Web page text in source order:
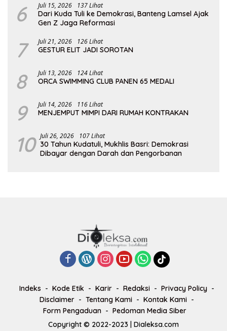
6 Juli 15, 2026 137 Lihat
Dari Kuda Tuli ke Demokrasi, Banteng Lamsel Ajak
Gen Z Jaga Reformasi
7 Juli 21, 2026 126 Lihat
GESTUR ELIT JADI SOROTAN
8 Juli 13, 2026 124 Lihat
ORCA SWIMMING CLUB PANEN 65 MEDALI
9 Juli 14, 2026 116 Lihat
MENJEMPUT MIMPI DARI RUMAH KONTRAKAN
10 Juli 26, 2026 107 Lihat
30 Tahun Kudatuli, Mukhlis Basri: Demokrasi
Dibayar dengan Darah dan Pengorbanan
Indeks Kode Etik Karir Redaksi
Privacy Policy
Disclaimer
Tentang Kami
Kontak Kami
Form Pengaduan
Pedoman Media Siber
Copyright © 2022-2023 | Dialeksa.com